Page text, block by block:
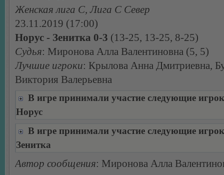
Женская лига С, Лига С Север
23.11.2019 (17:00)
Норус - Зенитка 0-3 (13-25, 13-25, 8-25)
Судья: Миронова Алла Валентиновна (5, 5)
Лучшие игроки: Крылова Анна Дмитриевна,
Виктория Валерьевна
В игре принимали участие следующие
Норус
В игре принимали участие следующие
Зенитка
Автор сообщения: Миронова Алла